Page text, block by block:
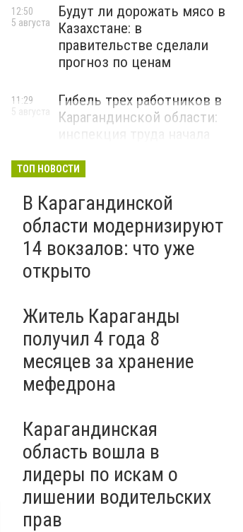
Будут ли дорожать мясо в
Казахстане: в
правительстве сделали
прогноз по ценам
12:50
5 августа
Гибель трех работников в
Карагандинской области:
11:29
5 августа
ТОП НОВОСТИ
В Карагандинской
области модернизируют
14 вокзалов: что уже
открыто
Житель Караганды
получил 4 года 8
месяцев за хранение
мефедрона
Карагандинская
область вошла в
лидеры по искам о
лишении водительских
прав